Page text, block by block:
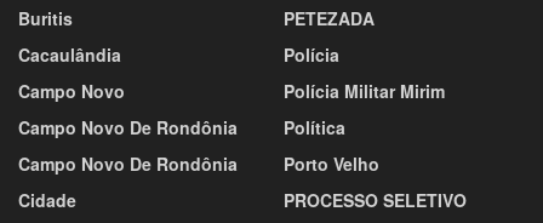
Buritis
Cacaulândia
Campo Novo
Campo Novo De Rondônia
Campo Novo De Rondônia
Cidade
PETEZADA
Polícia
Polícia Militar Mirim
Política
Porto Velho
PROCESSO SELETIVO